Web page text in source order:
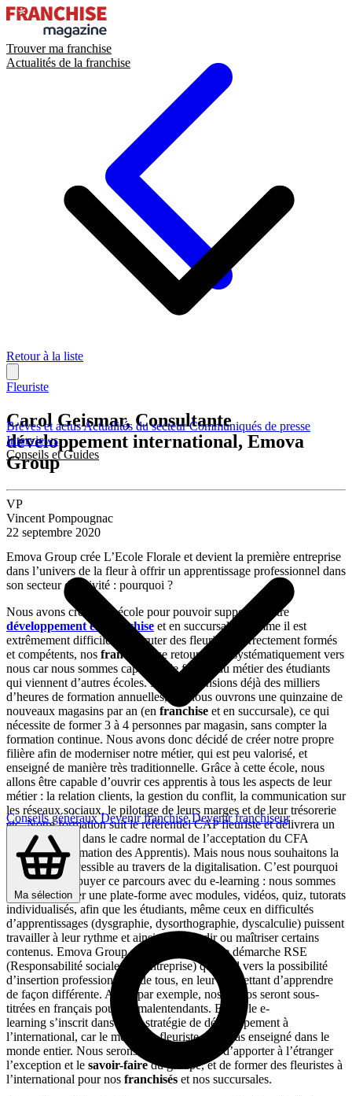
Trouver ma franchise
Actualités de la franchise
Brèves et actusActualités du secteurCommuniqués de presse
Interviews
Conseils et Guides
Conseils générauxDevenir franchiséDevenir franchiseur
Ma sélection
Retour à la liste
Fleuriste
Carol Geismar, Consultante
développement international, Emova
Group
VP
Vincent Pompougnac
22 septembre 2020
Emova Group crée L’Ecole Florale et devient la première entreprise
dans l’univers de la fleur à offrir un apprentissage professionnel dans
son secteur d’activité : pourquoi ?
Nous avons créé cette école pour pouvoir supporter notre
développement en franchise et en succursale. Comme il est
extrêmement difficile de recruter des fleuristes correctement formés
et compétents, nos franchisés
se retournaient systématiquement vers
nous car nous sommes capables de former au métier des étudiants
qui viennent d’autres écoles. Nous dispensions déjà des milliers
d’heures de formation annuelles, car nous ouvrons une quinzaine de
nouveaux magasins par an (en franchise et en succursale), ce qui
nécessite de former 3 à 4 personnes par magasin, sans compter la
formation continue. Nous avons donc décidé de créer notre propre
filière afin de moderniser notre métier, qui est peu valorisé, et
enseigné de manière très traditionnelle. Grâce à cette école, nous
allons être capable d’ouvrir ces apprentis à tous les aspects de leur
métier : la relation clients, la gestion du conflit, la communication sur
les réseaux sociaux, le pilotage de leurs marges et de leur trésorerie
etc. Notre formation suit le référentiel CAP fleuriste et délivrera un
diplôme d’Etat dans le cadre normal de l’acceptation du CFA
(Centre de Formation des Apprentis). Mais nous nous souhaitons la
rendre plus accessible au travers de la digitalisation. C’est pourquoi
nous allons appuyer ce parcours avec du e-learning : nous sommes
en train de créer une plate-forme avec modules, vidéos, quiz, tutorats
individualisés, afin que les étudiants, même ceux en difficultés
d’apprentissages (dysgraphie, dysorthographie, dyscalculie) puissent
travailler à leur rythme et ainsi approfondir ou maîtriser certains
contenus. Emova Group est engagé dans une démarche RSE
(Responsabilité sociale de l’entreprise) qui tend vers la possibilité
d’insertion professionnelle de tous, en leur permettant d’apprendre
de façon différente. Ainsi, par exemple, nos vidéos seront sous-
titrées en français pour les malentendants. Enfin, le e-
learning s’inscrit dans notre stratégie de développement à
l’international, car le métier de fleuriste n’est pas enseigné dans le
monde entier. Nous serons bientôt capables d’apporter à l’étranger
l’exception et le savoir-fairedu groupe, et de former des fleuristes à
l’international pour nos franchisés et nos succursales.